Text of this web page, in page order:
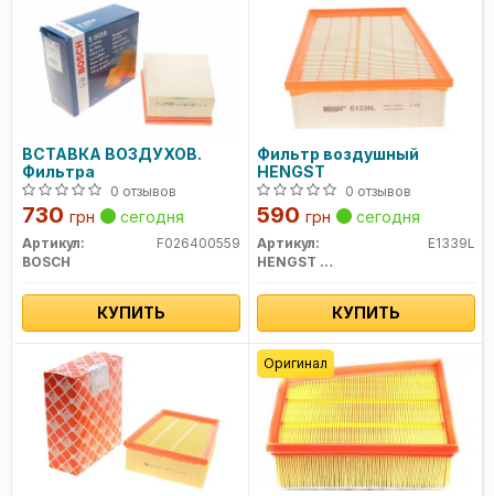
ВСТАВКА ВОЗДУХОВ.
Фильтра
0 отзывов
730 грн сегодня
Артикул:
F026400559
BOSCH
КУПИТЬ
Фильтр воздушный
HENGST
0 отзывов
590 грн сегодня
Артикул:
E1339L
HENGST FILTER
КУПИТЬ
Оригинал